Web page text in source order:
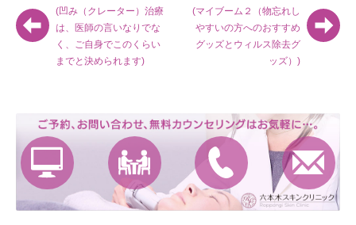
(凹み（クレーター）治療
は、医師の言いなりでな
く、ご自身でこのくらい
までと決められます)
(マイブーム２（物忘れし
やすいの方へのおすすめ
グッズとウィルス除去グ
ッズ）)